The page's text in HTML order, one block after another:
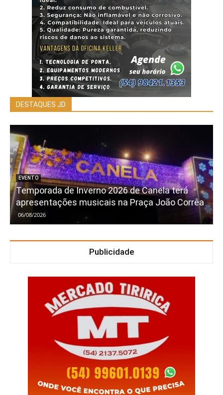
DESTAQUES JD
EVENTO
Temporada de Inverno 2026 de Canela terá
apresentações musicais na Praça João Corrêa
06/08/2026
Publicidade